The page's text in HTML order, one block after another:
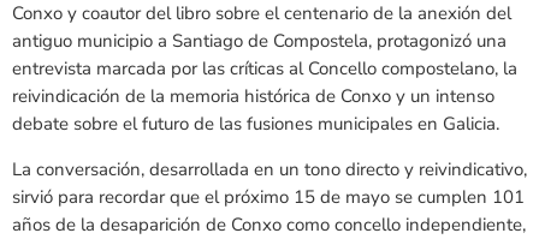
Conxo y coautor del libro sobre el centenario de la anexión del
antiguo municipio a Santiago de Compostela, protagonizó una
entrevista marcada por las críticas al Concello compostelano, la
reivindicación de la memoria histórica de Conxo y un intenso
debate sobre el futuro de las fusiones municipales en Galicia.
La conversación, desarrollada en un tono directo y reivindicativo,
sirvió para recordar que el próximo 15 de mayo se cumplen 101
años de la desaparición de Conxo como concello independiente,